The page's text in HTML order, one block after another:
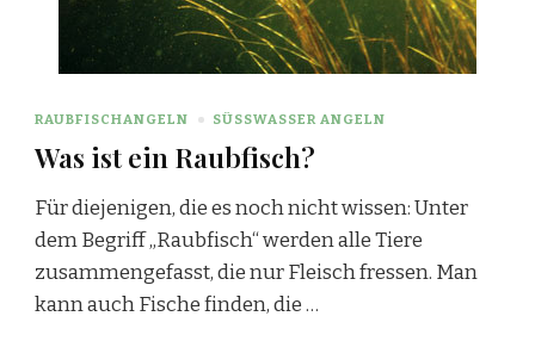
RAUBFISCHANGELN SÜSSWASSER ANGELN
Was ist ein Raubfisch?
Für diejenigen, die es noch nicht wissen: Unter
dem Begriff „Raubfisch“ werden alle Tiere
zusammengefasst, die nur Fleisch fressen. Man
kann auch Fische finden, die …